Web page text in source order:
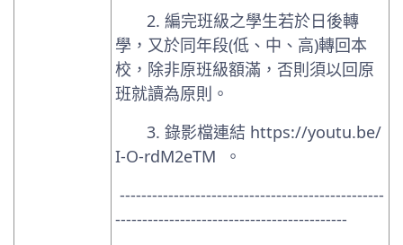
2.編完班級之學生若於日後轉
學，又於同年段(低、中、高)轉回本
校，除非原班級額滿，否則須以回原
班就讀為原則。
3. 錄影檔連結 https://youtu.be/
I-O-rdM2eTM 。
-------------------------------------------------
-------------------------------------------